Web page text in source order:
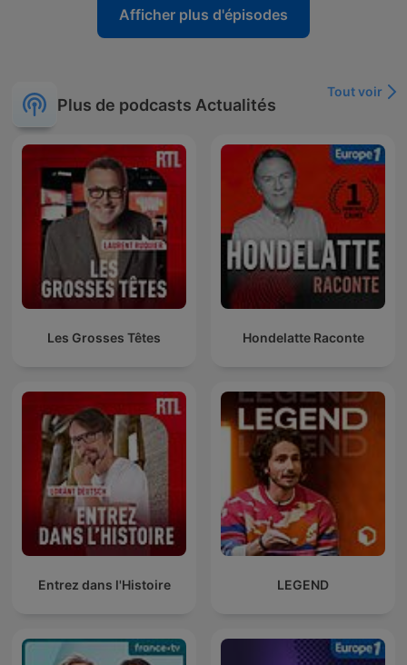
Afficher plus d'épisodes
Plus de podcasts Actualités
Tout voir
Les Grosses Têtes Hondelatte Raconte
Entrez dans l'Histoire LEGEND